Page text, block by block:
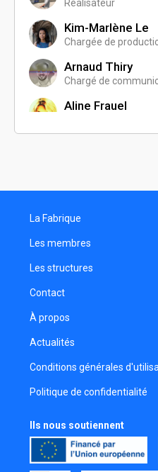
Réalisateur
Kim-Marlène Le
Chargée de
Arnaud Thiry
Chargé de
Aline Frauel
Abdou Sane
Assistant réalisateur
Adrien Maldonado
Sylvain Urban
Comédien
Florian Lidin
Réalisateur
Michael Kuntz
Réalisateur
Ania Gauer
La Fabrique
Les membres
Les structures
Contact
À propos
Actualités
Conditions générales
Politique de confidentialité
Ils nous soutiennent